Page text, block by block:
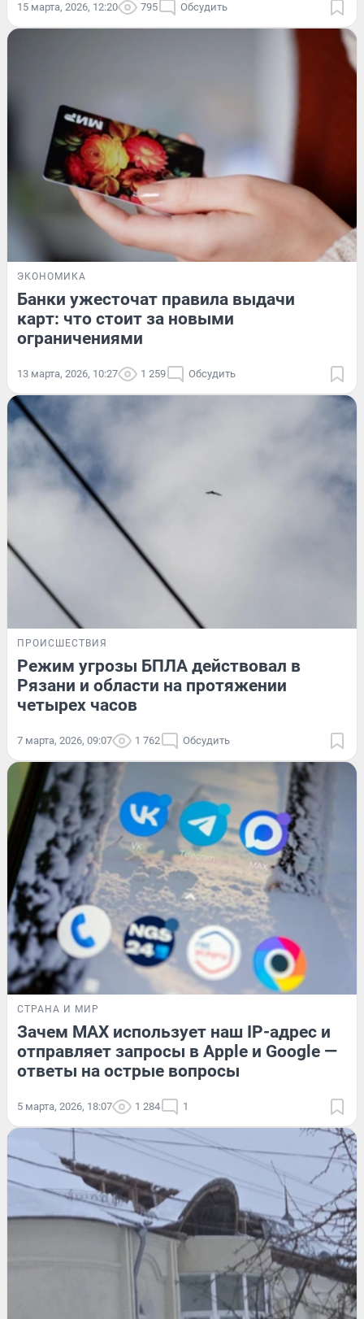
15 марта, 2026, 12:20 795 Обсудить
ЭКОНОМИКА
Банки ужесточат правила выдачи
карт: что стоит за новыми
ограничениями
13 марта, 2026, 10:27 1 259 Обсудить
ПРОИСШЕСТВИЯ
Режим угрозы БПЛА действовал в
Рязани и области на протяжении
четырех часов
7 марта, 2026, 09:07 1 762 Обсудить
СТРАНА И МИР
Зачем MAX использует наш IP-адрес и
отправляет запросы в Apple и Google —
ответы на острые вопросы
5 марта, 2026, 18:07 1 284 1